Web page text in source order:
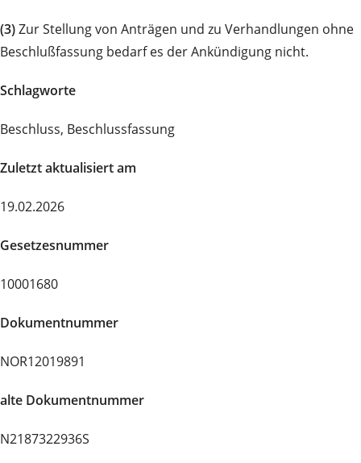
(3)Zur Stellung von Anträgen und zu Verhandlungen ohne
Beschlußfassung bedarf es der Ankündigung nicht.
Schlagworte
Beschluss, Beschlussfassung
Zuletzt aktualisiert am
19.02.2026
Gesetzesnummer
10001680
Dokumentnummer
NOR12019891
alte Dokumentnummer
N2187322936S